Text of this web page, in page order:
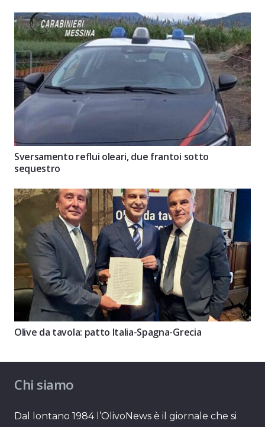
Sversamento reflui oleari, due frantoi sotto
sequestro
Olive da tavola: patto Italia-Spagna-Grecia
Chi siamo
Dal lontano 1984 l’OlivoNews è il giornale che si